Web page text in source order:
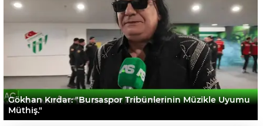
Gökhan Kırdar: "Bursaspor Tribünlerinin Müzikle Uyumu
Müthiş."